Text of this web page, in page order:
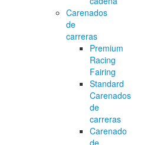
Carenados
de
carreras
Premium
Racing
Fairing
Standard
Carenados
de
carreras
Carenado
de